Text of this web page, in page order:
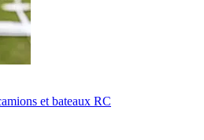
et bateaux RC